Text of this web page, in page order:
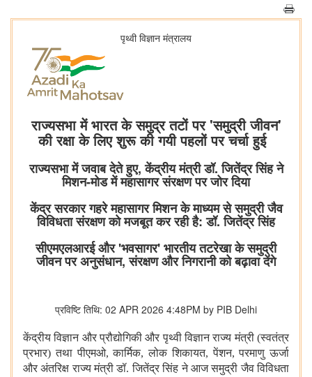
पृथ्‍वी विज्ञान मंत्रालय
राज्यसभा में भारत के समुद्र तटों पर 'समुद्री जीवन'
की रक्षा के लिए शुरू की गयी पहलों पर चर्चा हुई
राज्यसभा में जवाब देते हुए, केंद्रीय मंत्री डॉ. जितेंद्र सिंह ने
मिशन-मोड में महासागर संरक्षण पर जोर दिया
केंद्र सरकार गहरे महासागर मिशन के माध्यम से समुद्री जैव
विविधता संरक्षण को मजबूत कर रही है: डॉ. जितेंद्र सिंह
सीएमएलआरई और 'भवसागर' भारतीय तटरेखा के समुद्री
जीवन पर अनुसंधान, संरक्षण और निगरानी को बढ़ावा देंगे
प्रविष्टि तिथि: 02 APR 2026 4:48PM by PIB Delhi
केंद्रीय विज्ञान और प्रौद्योगिकी और पृथ्वी विज्ञान राज्य मंत्री (स्वतंत्र
प्रभार) तथा पीएमओ, कार्मिक, लोक शिकायत, पेंशन, परमाणु ऊर्जा
और अंतरिक्ष राज्य मंत्री डॉ. जितेंद्र सिंह ने आज समुद्री जैव विविधता